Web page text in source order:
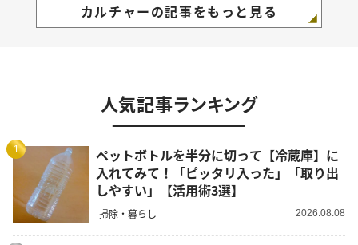
カルチャーの記事をもっと見る
人気記事ランキング
1
ペットボトルを半分に切って【冷蔵庫】に
入れてみて！「ピッタリ入った」「取り出
しやすい」【活用術3選】
掃除・暮らし 2026.08.08